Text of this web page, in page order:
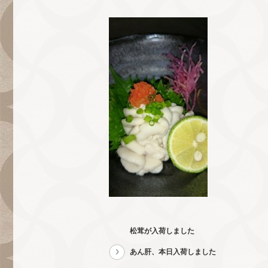
松茸が入荷しました
あん肝、本日入荷しました